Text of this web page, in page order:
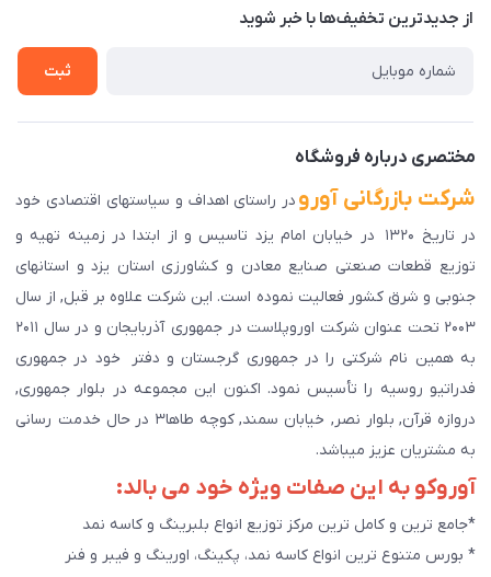
درباره ما
راهنمای ثبت سفارش
سوالات متداول
از جدید‌ترین تخفیف‌ها با‌ خبر شوید
ثبت
مختصری درباره فروشگاه
شرکت بازرگانی آورو در راستای اهداف و سیاستهای اقتصادی خود
در تاریخ ۱۳۲۰ در خیابان امام یزد تاسیس و از ابتدا در زمینه تهیه و
توزیع قطعات صنعتی صنایع معادن و کشاورزی استان یزد و استانهای
جنوبی و شرق کشور فعالیت نموده است. این شرکت علاوه بر قبل, از سال
۲۰۰۳ تحت عنوان شرکت اوروپلاست در جمهوری آذربایجان و در سال ۲۰۱۱
به همین نام شرکتی را در جمهوری گرجستان و دفتر خود در جمهوری
فدراتیو روسیه را تأسیس نمود. اکنون این مجموعه در بلوار جمهوری,
دروازه قرآن, بلوار نصر, خیابان سمند, کوچه طاها۳ در حال خدمت رسانی
به مشتریان عزیز میباشد.
آوروکو به این صفات ویژه خود می بالد:
*جامع ترین و کامل ترین مرکز توزیع انواع بلبرینگ و کاسه نمد
* بورس متنوع ترین انواع کاسه نمد، پکینگ، اورینگ و فیبر و فنر